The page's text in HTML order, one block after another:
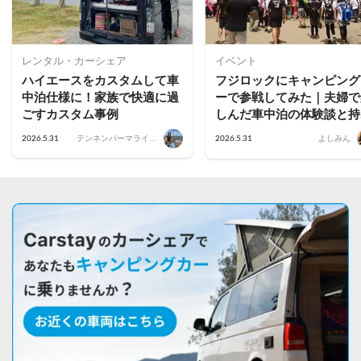
レンタル・カーシェア
ハイエースをカスタムして車
中泊仕様に！家族で快適に過
ごすカスタム事例
2026.5.31
テンネンパーマライフ
イベント
フジロックにキャンピン
ーで参戦してみた｜夫婦
しんだ車中泊の体験談と
2026.5.31 よしみん